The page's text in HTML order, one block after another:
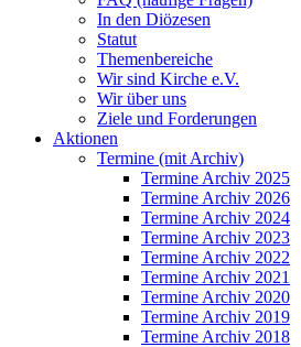
In den Diözesen
Statut
Themenbereiche
Wir sind Kirche e.V.
Wir über uns
Ziele und Forderungen
Aktionen
Termine (mit Archiv)
Termine Archiv 2025
Termine Archiv 2026
Termine Archiv 2024
Termine Archiv 2023
Termine Archiv 2022
Termine Archiv 2021
Termine Archiv 2020
Termine Archiv 2019
Termine Archiv 2018